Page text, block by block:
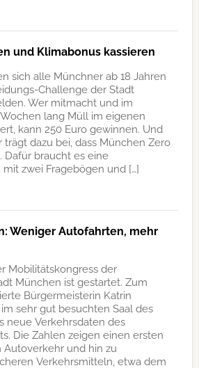
und Klimabonus kassieren
sich alle Münchner ab 18 Jahren
Challenge der Stadt
Wer mitmacht und im
lang Müll im eigenen
kann 250 Euro gewinnen. Und
trägt dazu bei, dass München Zero
Dafür braucht es eine
zwei Fragebögen und […]
Weniger Autofahrten, mehr
Mobilitätskongress der
München ist gestartet. Zum
Bürgermeisterin Katrin
sehr gut besuchten Saal des
neue Verkehrsdaten des
Die Zahlen zeigen einen ersten
Autoverkehr und hin zu
Verkehrsmitteln, etwa dem